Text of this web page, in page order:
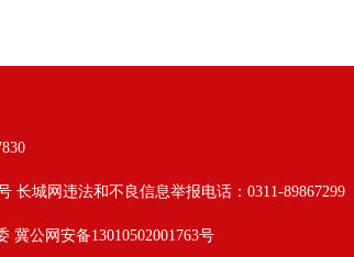
长城网违法和不良信息举报电话：0311-89867299
冀公网安备13010502001763号